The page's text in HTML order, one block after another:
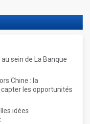
sein de La Banque
Chine : la
capter les opportunités
idées